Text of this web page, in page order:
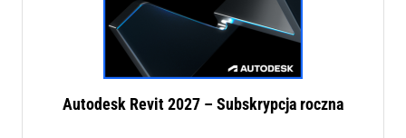
Autodesk Revit 2027 – Subskrypcja roczna